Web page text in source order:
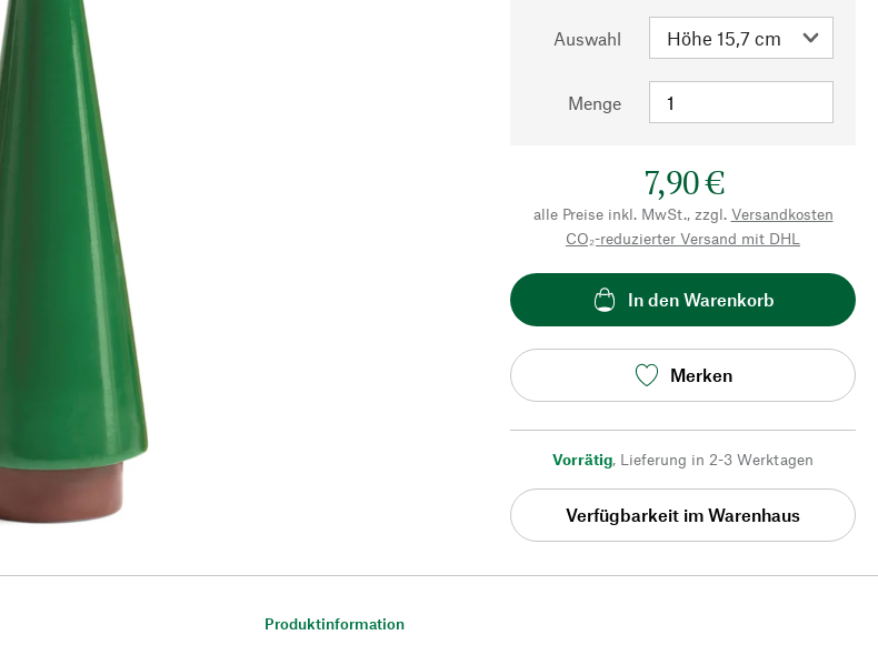
Auswahl
Menge
7,90 €
alle Preise inkl. MwSt., zzgl. Versandkosten
CO₂-reduzierter Versand mit DHL
In den Warenkorb
Merken
Vorrätig, Lieferung in 2-3 Werktagen
Verfügbarkeit im Warenhaus
Produktinformation